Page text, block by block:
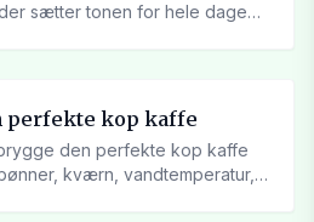
sætter tonen for hele dagen.
perfekte kop kaffe
den perfekte kop kaffe
kværn, vandtemperatur,